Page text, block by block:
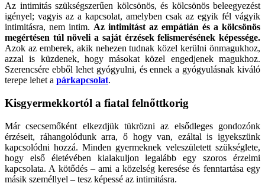
Az intimitás szükségszerűen kölcsönös, és kölcsönös beleegyezést
igényel; vagyis az a kapcsolat, amelyben csak az egyik fél vágyik
intimitásra, nem intim. Az intimitást az empátián és a kölcsönös
megértésen túl növeli a saját érzések felismerésének képessége.
Azok az emberek, akik nehezen tudnak közel kerülni önmagukhoz,
azzal is küzdenek, hogy másokat közel engedjenek magukhoz.
Szerencsére ebből lehet gyógyulni, és ennek a gyógyulásnak kiváló
terepe lehet a párkapcsolat.
Kisgyermekkortól a fiatal felnőttkorig
Már csecsemőként elkezdjük tükrözni az elsődleges gondozónk
érzéseit, ráhangolódunk arra, ő hogy van, ezáltal is igyekszünk
kapcsolódni hozzá. Minden gyermeknek veleszületett szükséglete,
hogy első életévében kialakuljon legalább egy szoros érzelmi
kapcsolata. A kötődés – ami a közelség keresése és fenntartása egy
másik személlyel – tesz képessé az intimitásra.